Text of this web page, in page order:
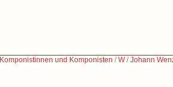
Komponistinnen und Komponisten /W/Johann